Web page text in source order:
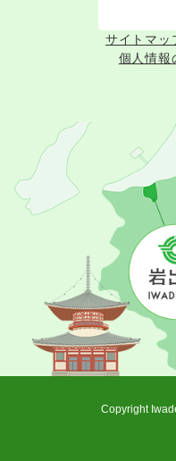
サイトマッ
個人情報
Copyright